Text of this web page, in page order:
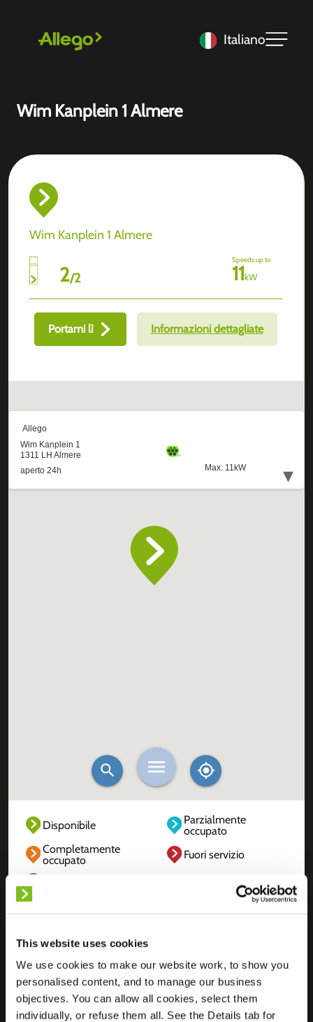
This website uses cookies
We use cookies to make our website work, to show you
personalised content, and to manage our business
objectives. You can allow all cookies, select them
individually, or refuse them all. See the Details tab for
Italiano
Wim Kanplein 1 Almere
Wim Kanplein 1 Almere
2/2
Speeds up to
11kW
Portami lì Informazioni dettagliate
Disponibile
Parzialmente
occupato
Completamente
occupato
Fuori servizio
Posizione
Wim Kanplein 1
1311 LH Almere
Paesi Bassi